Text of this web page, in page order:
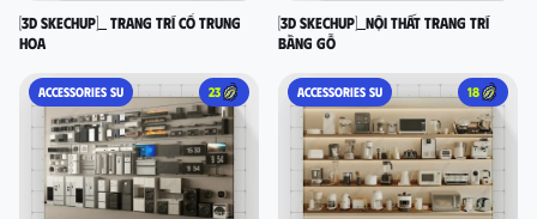
[3D SKECHUP]_ Trang trí cổ Trung
Hoa
[3D SKECHUP]_Nội thất trang trí
bằng gỗ
ACCESSORIES SU 23 ACCESSORIES SU 18